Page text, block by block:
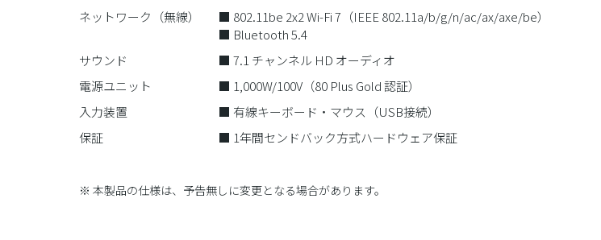
ネットワーク（無線）
■ 802.11be 2x2 Wi-Fi 7（IEEE 802.11a/b/g/n/ac/ax/axe/be）
■ Bluetooth 5.4
サウンド
■ 7.1 チャンネル HD オーディオ
電源ユニット
■ 1,000W/100V（80 Plus Gold 認証）
入力装置
■ 有線キーボード・マウス（USB接続）
保証
■ 1年間センドバック方式ハードウェア保証
※ 本製品の仕様は、予告無しに変更となる場合があります。